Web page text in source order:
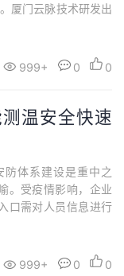
厦门云脉技术研发出
还开放接口，可接
温仪等，方便用户实
999+ 0 0
温安全快速
体系建设是重中之
。受疫情影响，企业
口需对人员信息进行
，加入了测温，人脸
测温管控。同时云脉
999+ 0 0